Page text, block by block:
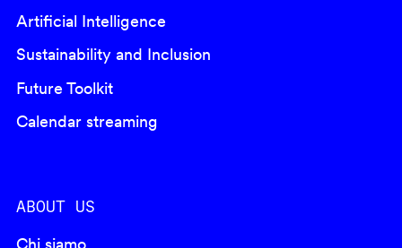
Artificial Intelligence
Sustainability and Inclusion
Future Toolkit
Calendar streaming
ABOUT US